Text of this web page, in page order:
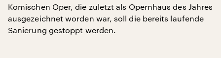
Komischen Oper, die zuletzt als Opernhaus des Jahres
ausgezeichnet worden war, soll die bereits laufende
Sanierung gestoppt werden.